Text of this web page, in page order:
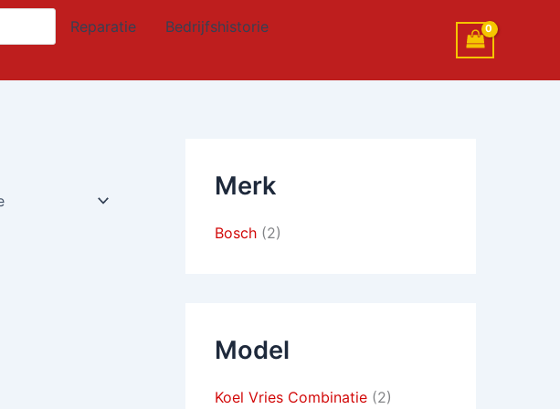
Reparatie
Bedrijfshistorie
Merk
Bosch (2)
Model
Koel Vries Combinatie (2)